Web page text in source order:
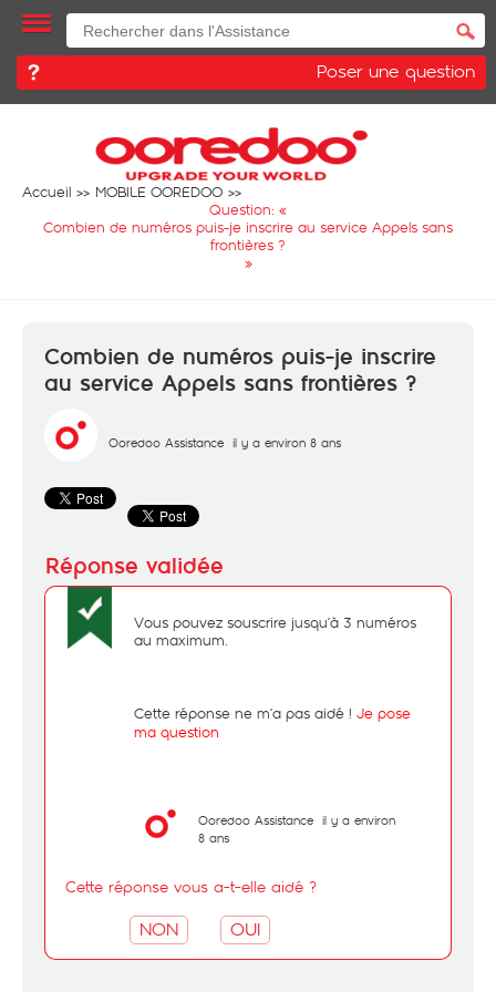
Poser une question
Accueil
MOBILE OOREDOO
Question: «
Combien de numéros puis-je inscrire au service Appels sans
frontières ?
»
Combien de numéros puis-je inscrire
au service Appels sans frontières ?
Ooredoo Assistance il y a environ 8 ans
Vous pouvez souscrire jusqu’à 3 numéros
au maximum.
Cette réponse ne m’a pas aidé ! Je pose
ma question
Ooredoo Assistance il y a environ
8 ans
Cette réponse vous a-t-elle aidé ?
NON OUI